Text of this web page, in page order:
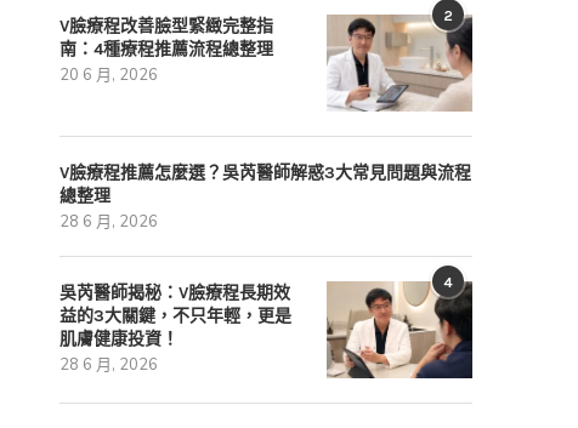
2
V臉療程改善臉型緊緻完整指
南：4種療程推薦流程總整理
20 6 月, 2026
V臉療程推薦怎麼選？吳芮醫師解惑3大常見問題與流程
總整理
28 6 月, 2026
4
吳芮醫師揭秘：V臉療程長期效
益的3大關鍵，不只年輕，更是
肌膚健康投資！
28 6 月, 2026